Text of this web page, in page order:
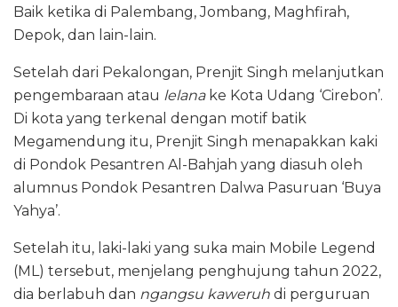
Baik ketika di Palembang, Jombang, Maghfirah,
Depok, dan lain-lain.
Setelah dari Pekalongan, Prenjit Singh melanjutkan
pengembaraan atau lelana ke Kota Udang ‘Cirebon’.
Di kota yang terkenal dengan motif batik
Megamendung itu, Prenjit Singh menapakkan kaki
di Pondok Pesantren Al-Bahjah yang diasuh oleh
alumnus Pondok Pesantren Dalwa Pasuruan ‘Buya
Yahya’.
Setelah itu, laki-laki yang suka main Mobile Legend
(ML) tersebut, menjelang penghujung tahun 2022,
dia berlabuh dan ngangsu kaweruh di perguruan